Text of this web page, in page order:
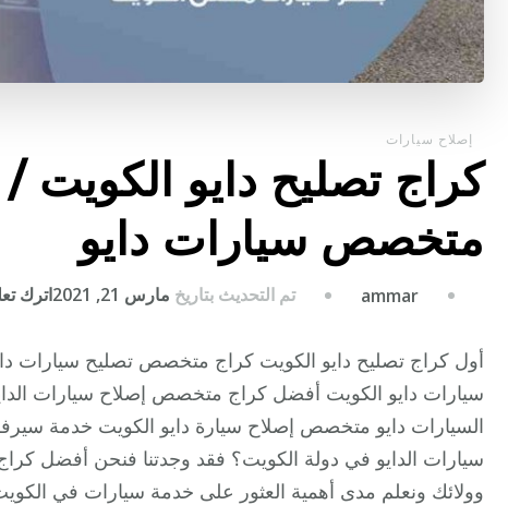
إصلاح سيارات
متخصص سيارات دايو
ammar تم التحديث بتاريخ مارس 21, 2021 اترك
أول كراج تصليح دايو الكويت كراج متخصص تصليح سيارات
سيارات دايو الكويت أفضل كراج متخصص إصلاح سيارات
السيارات دايو متخصص إصلاح سيارة دايو الكويت خدمة
سيارات الدايو في دولة الكويت؟ فقد وجدتنا فنحن أفضل
وولائك ونعلم مدى أهمية العثور على خدمة سيارات في